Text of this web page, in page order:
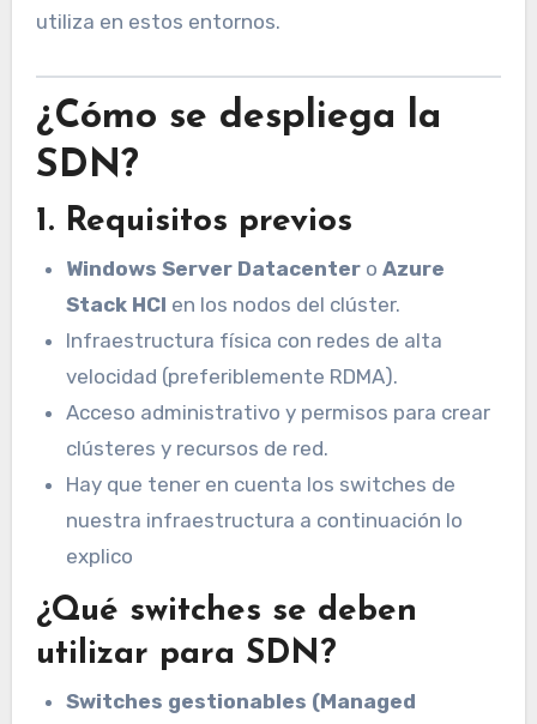
utiliza en estos entornos.
¿Cómo se despliega la
SDN?
1. Requisitos previos
Windows Server Datacenter oAzure
Stack HCI en los nodos del clúster.
Infraestructura física con redes de alta
velocidad (preferiblemente RDMA).
Acceso administrativo y permisos para crear
clústeres y recursos de red.
Hay que tener en cuenta los switches de
nuestra infraestructura a continuación lo
explico
¿Qué switches se deben
utilizar para SDN?
Switches gestionables (Managed